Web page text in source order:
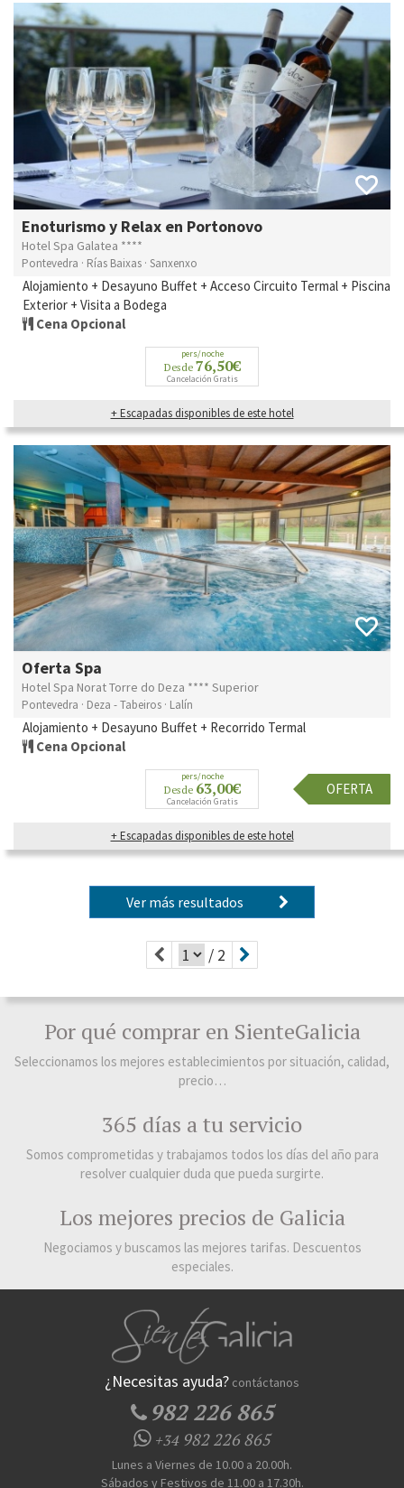
Enoturismo y Relax en Portonovo
Hotel Spa Galatea ****
Pontevedra · Rías Baixas · Sanxenxo
Alojamiento + Desayuno Buffet + Acceso Circuito Termal + Piscina
Exterior + Visita a Bodega
Cena Opcional
pers/noche
Desde 76,50€
Cancelación Gratis
+ Escapadas disponibles de este hotel
Oferta Spa
Hotel Spa Norat Torre do Deza **** Superior
Pontevedra · Deza - Tabeiros · Lalín
Alojamiento + Desayuno Buffet + Recorrido Termal
Cena Opcional
pers/noche
Desde 63,00€
Cancelación Gratis
OFERTA
+ Escapadas disponibles de este hotel
Ver más resultados
/ 2
Por qué comprar en SienteGalicia
Seleccionamos los mejores establecimientos por situación, calidad,
precio…
365 días a tu servicio
Somos comprometidas y trabajamos todos los días del año para
resolver cualquier duda que pueda surgirte.
Los mejores precios de Galicia
Negociamos y buscamos las mejores tarifas. Descuentos
especiales.
¿Necesitas ayuda? contáctanos
982 226 865
+34982 226 865
Lunes a Viernes de 10.00 a 20.00h.
Sábados y Festivos de 11.00 a 17.30h.